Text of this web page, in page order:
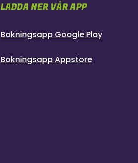
LADDA NER VÅR APP
Bokningsapp Google Play
Bokningsapp Appstore